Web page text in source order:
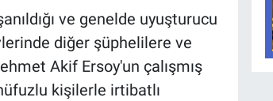
ve genelde uyuşturucu
diğer şüphelilere ve
Akif Ersoy'un çalışmış
kişilerle irtibatlı